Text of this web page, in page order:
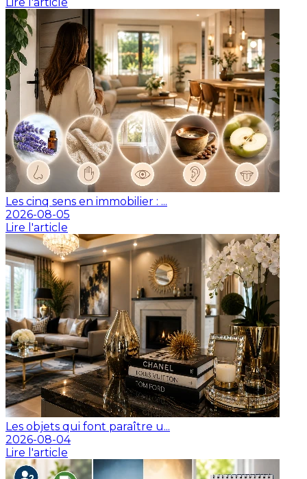
Les cinq sens en immobilier : ...
2026-08-05
Lire l'article
Les objets qui font paraître u...
2026-08-04
Lire l'article